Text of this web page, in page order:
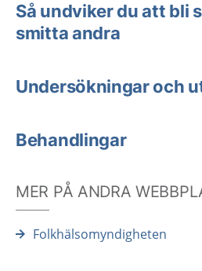
Så undviker du att bli
smitta andra
Undersökningar och
Behandlingar
MER PÅ ANDRA
Folkhälsomyndigheten